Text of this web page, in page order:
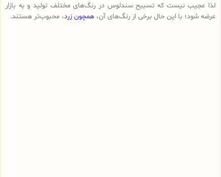
لذا عجیب نیست که تسبیح سندلوس در رنگ‌های مختلف تولید و به بازار
عرضه شود؛ با این حال برخی از رنگ‌های آن، همچون زرد، محبوب‌تر هستند.